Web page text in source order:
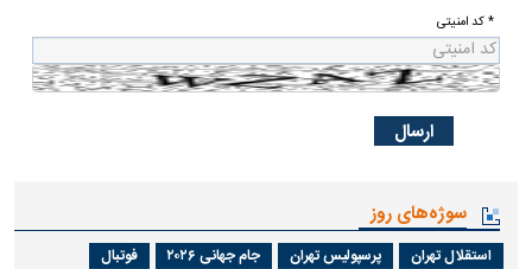
* کد امنیتی
سوژه‌های روز
استقلال تهران پرسپولیس تهران جام جهانی ۲۰۲۶ فوتبال